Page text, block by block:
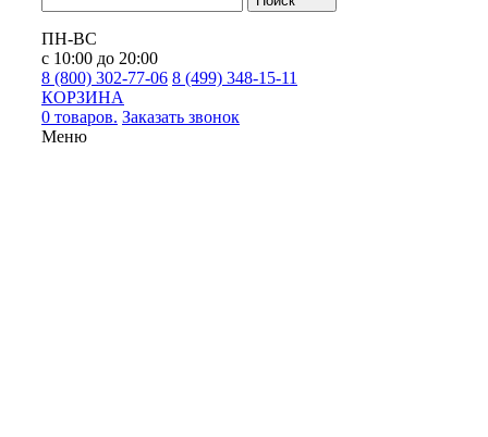
ПН-ВС
с 10:00 до 20:00
8 (800) 302-77-06 8 (499) 348-15-11
КОРЗИНА
0 товаров. Заказать звонок
Меню